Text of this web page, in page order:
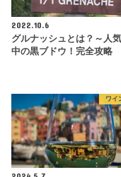
2022.10.6
グルナッシュとは？～人
中の黒ブドウ！完全攻略
ワイ